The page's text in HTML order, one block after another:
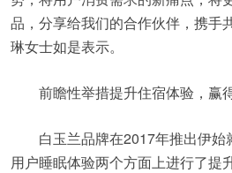
品，分享给我们的合作伙伴，携手
琳女士如是表示。
前瞻性举措提升住宿体验，赢
白玉兰品牌在2017年推出伊始
用户睡眠体验两个方面上进行了提